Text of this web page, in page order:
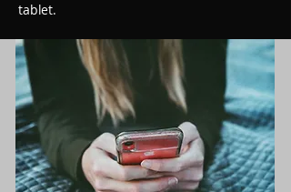
tablet.